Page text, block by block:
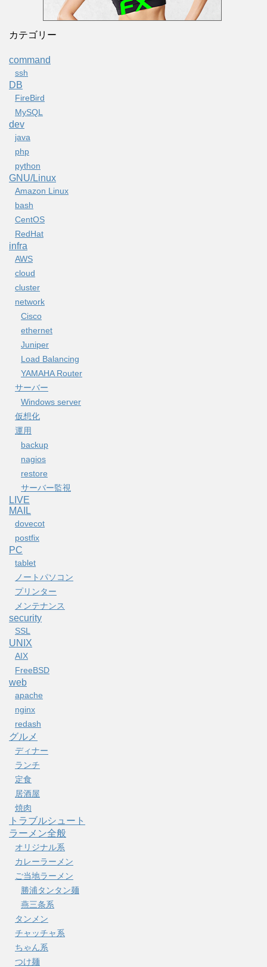
カテゴリー
command
ssh
DB
FireBird
MySQL
dev
java
php
python
GNU/Linux
Amazon Linux
bash
CentOS
RedHat
infra
AWS
cloud
cluster
network
Cisco
ethernet
Juniper
Load Balancing
YAMAHA Router
サーバー
Windows server
仮想化
運用
backup
nagios
restore
サーバー監視
LIVE
MAIL
dovecot
postfix
PC
tablet
ノートパソコン
プリンター
メンテナンス
security
SSL
UNIX
AIX
FreeBSD
web
apache
nginx
redash
グルメ
ディナー
ランチ
定食
居酒屋
焼肉
トラブルシュート
ラーメン全般
オリジナル系
カレーラーメン
ご当地ラーメン
勝浦タンタン麺
燕三条系
タンメン
チャッチャ系
ちゃん系
つけ麺